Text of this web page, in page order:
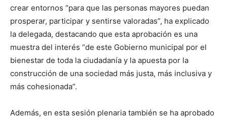
crear entornos “para que las personas mayores puedan
prosperar, participar y sentirse valoradas”, ha explicado
la delegada, destacando que esta aprobación es una
muestra del interés “de este Gobierno municipal por el
bienestar de toda la ciudadanía y la apuesta por la
construcción de una sociedad más justa, más inclusiva y
más cohesionada”.
Además, en esta sesión plenaria también se ha aprobado